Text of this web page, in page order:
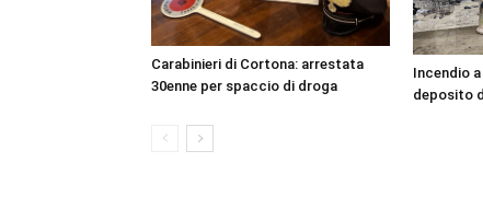
Carabinieri di Cortona: arrestata
30enne per spaccio di droga
Incendio
deposito